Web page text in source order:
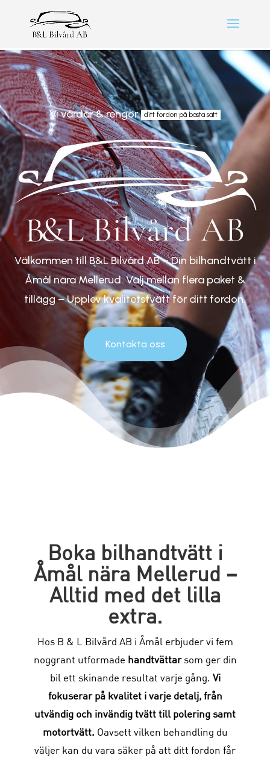
Videospelare
Vi vårdar & rengör ditt fordon på bästa sätt
Välkommen till B&L Bilvård AB – Din bilhandtvätt i
Åmål nära Mellerud. Välj mellan flera paket &
tillägg – Upplev kvalitetstvätt för ditt fordon.
Kontakta oss
Boka bilhandtvätt i
Åmål nära Mellerud –
Alltid med det lilla
extra.
Hos B & L Bilvård AB i Åmål erbjuder vi fem
noggrant utformade handtvättarsom ger din
bil ett skinande resultat varje gång. Vi
fokuserar på kvalitet i varje detalj, från
utvändig och invändig tvätt till polering samt
motortvätt. Oavsett vilken behandling du
väljer kan du vara säker på att ditt fordon får